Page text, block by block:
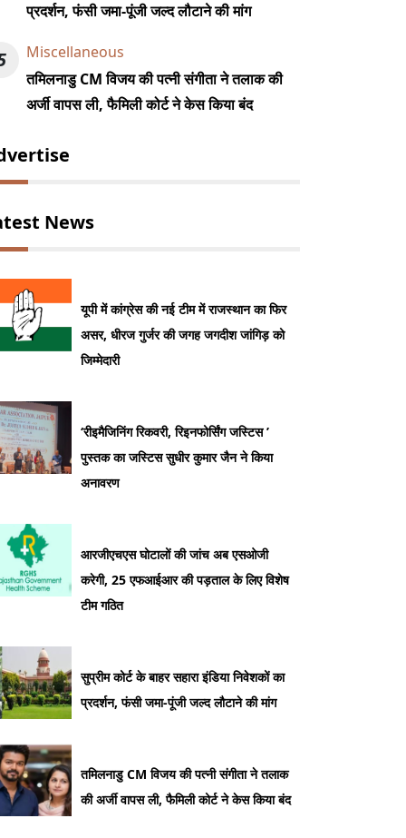
प्रदर्शन, फंसी जमा-पूंजी जल्द लौटाने की मांग
Miscellaneous
तमिलनाडु CM विजय की पत्नी संगीता ने तलाक की
अर्जी वापस ली, फैमिली कोर्ट ने केस किया बंद
News
यूपी में कांग्रेस की नई टीम में राजस्थान का फिर
असर, धीरज गुर्जर की जगह जगदीश जांगिड़ को
जिम्मेदारी
‘रीइमैजिनिंग रिकवरी, रिइनफोर्सिंग जस्टिस ’
पुस्तक का जस्टिस सुधीर कुमार जैन ने किया
अनावरण
आरजीएचएस घोटालों की जांच अब एसओजी
करेगी, 25 एफआईआर की पड़ताल के लिए विशेष
टीम गठित
सुप्रीम कोर्ट के बाहर सहारा इंडिया निवेशकों का
प्रदर्शन, फंसी जमा-पूंजी जल्द लौटाने की मांग
तमिलनाडु CM विजय की पत्नी संगीता ने तलाक
की अर्जी वापस ली, फैमिली कोर्ट ने केस किया बंद